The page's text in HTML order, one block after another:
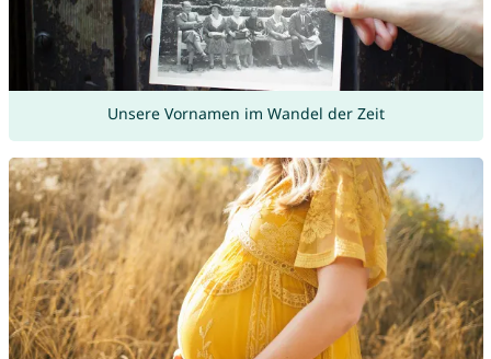
Unsere Vornamen im Wandel der Zeit